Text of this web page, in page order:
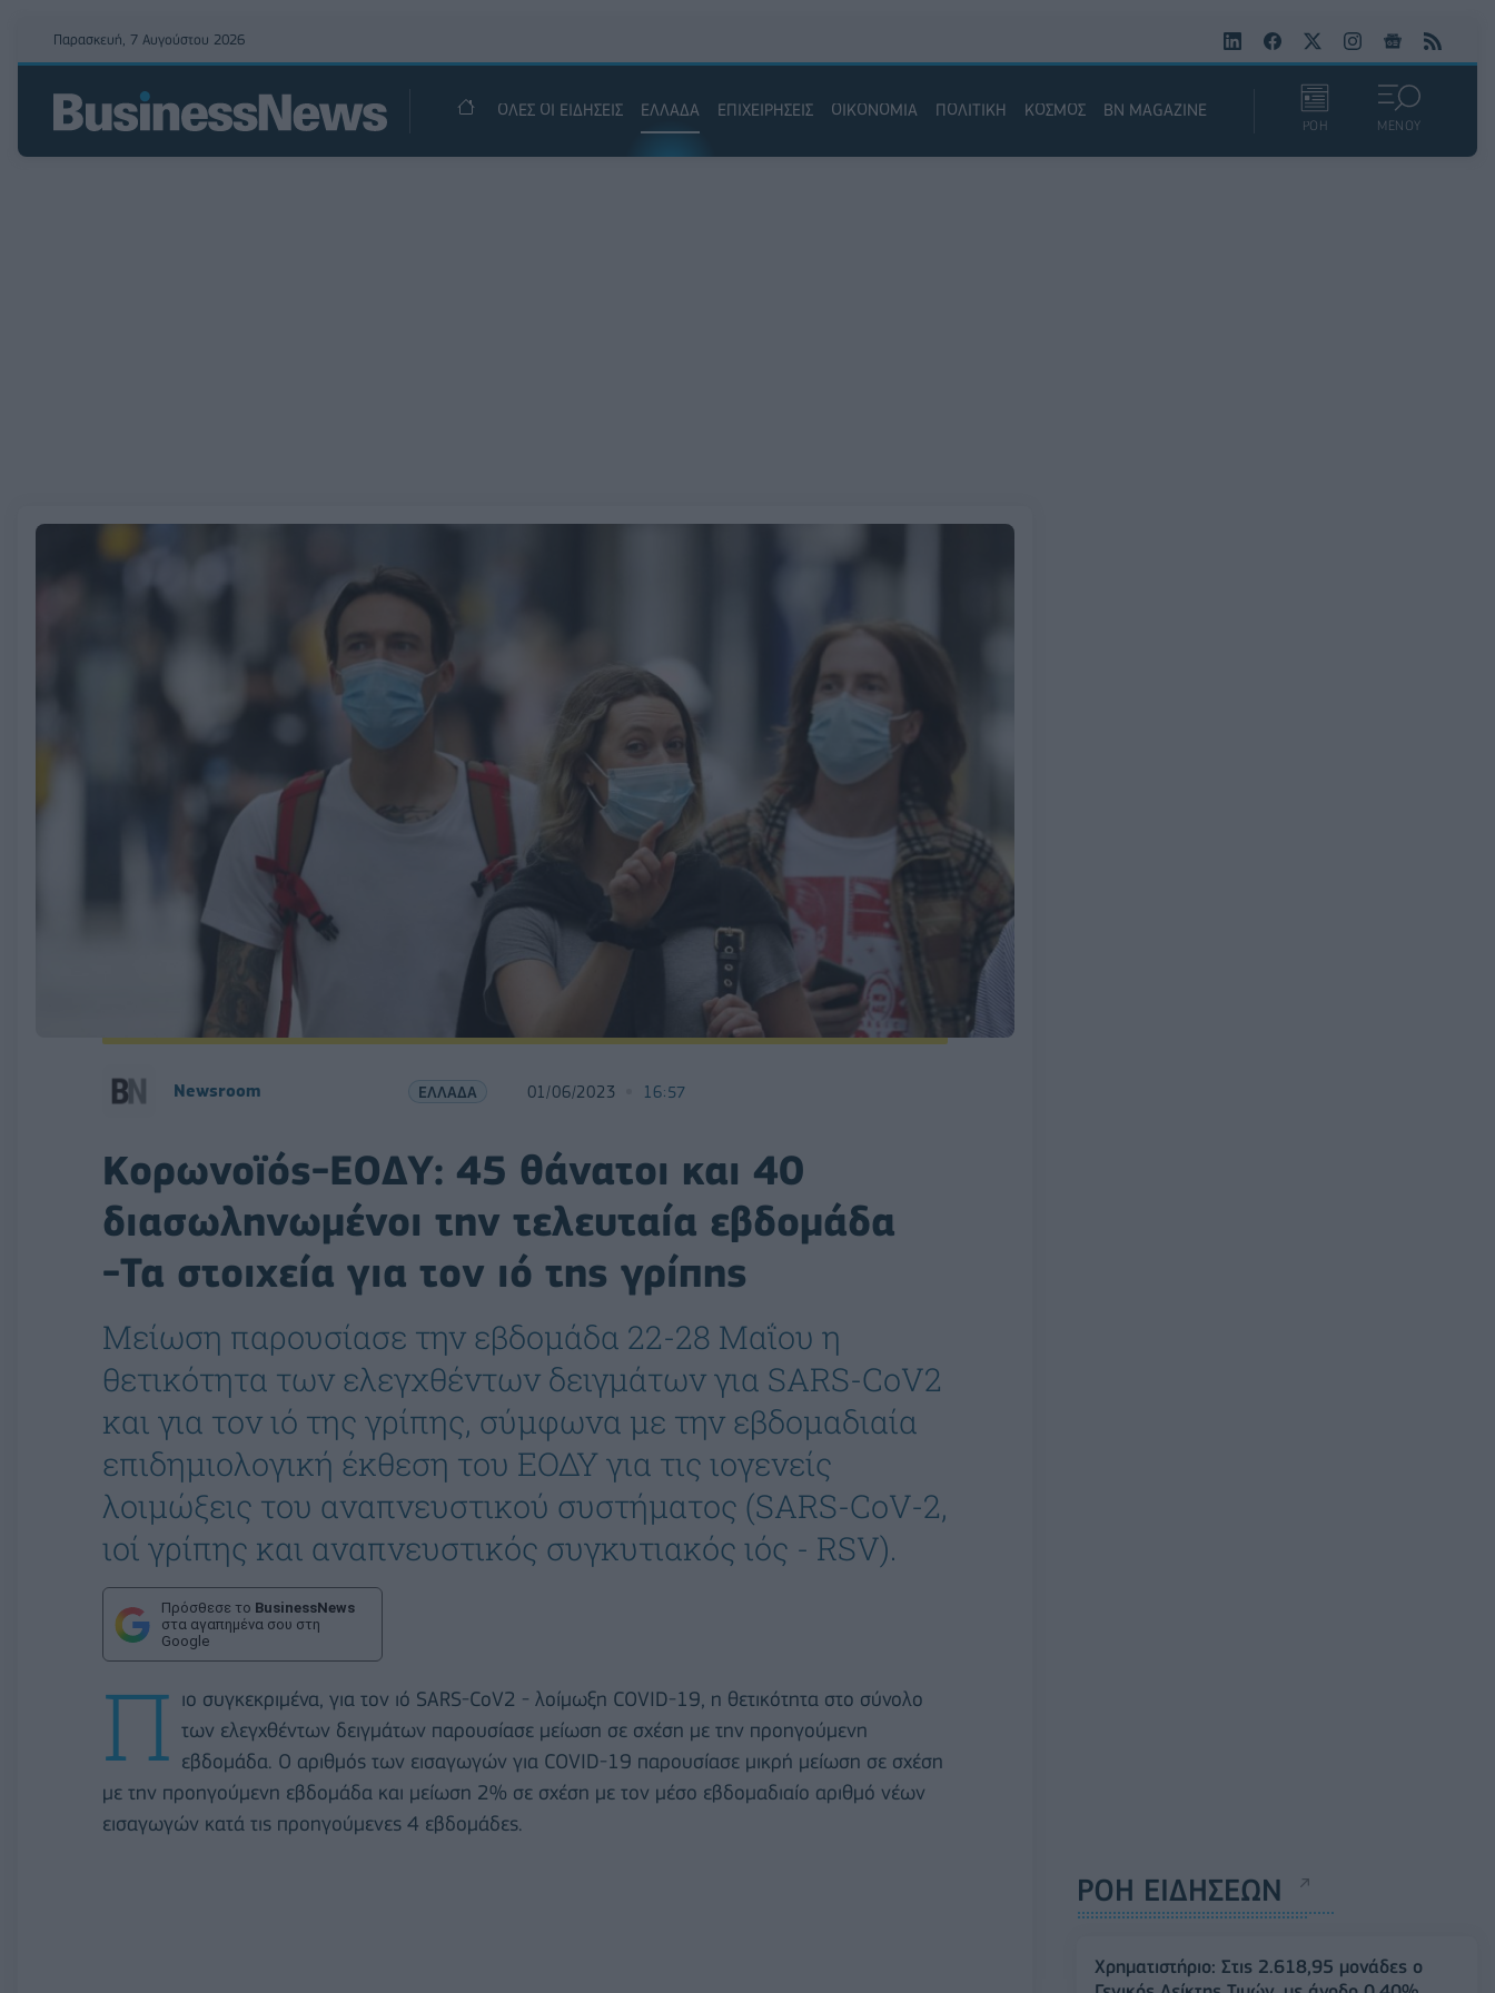
Παρασκευή, 7 Αυγούστου 2026
ΟΛΕΣ ΟΙ ΕΙΔΗΣΕΙΣ ΕΛΛΑΔΑ ΕΠΙΧΕΙΡΗΣΕΙΣ ΟΙΚΟΝΟΜΙΑ ΠΟΛΙΤΙΚΗ ΚΟΣΜΟΣ BN MAGAZINE
ΡΟΗ ΜΕΝΟΥ
Newsroom ΕΛΛΑΔΑ 01/06/2023 16:57
Κορωνοϊός-ΕΟΔΥ: 45 θάνατοι και 40
διασωληνωμένοι την τελευταία εβδομάδα
-Τα στοιχεία για τον ιό της γρίπης
Μείωση παρουσίασε την εβδομάδα 22-28 Μαΐου η
θετικότητα των ελεγχθέντων δειγμάτων για SARS-CoV2
και για τον ιό της γρίπης, σύμφωνα με την εβδομαδιαία
επιδημιολογική έκθεση του ΕΟΔΥ για τις ιογενείς
λοιμώξεις του αναπνευστικού συστήματος (SARS-CoV-2,
ιοί γρίπης και αναπνευστικός συγκυτιακός ιός - RSV).
Πρόσθεσε το BusinessNews
στα αγαπημένα σου στη
Google
Π ιο συγκεκριμένα, για τον ιό SARS-CoV2 - λοίμωξη COVID-19, η θετικότητα στο σύνολο
των ελεγχθέντων δειγμάτων παρουσίασε μείωση σε σχέση με την προηγούμενη
εβδομάδα. Ο αριθμός των εισαγωγών για COVID-19 παρουσίασε μικρή μείωση σε σχέση
με την προηγούμενη εβδομάδα και μείωση 2% σε σχέση με τον μέσο εβδομαδιαίο αριθμό νέων
εισαγωγών κατά τις προηγούμενες 4 εβδομάδες.
ΡΟΗ ΕΙΔΗΣΕΩΝ
Χρηματιστήριο: Στις 2.618,95 μονάδες ο